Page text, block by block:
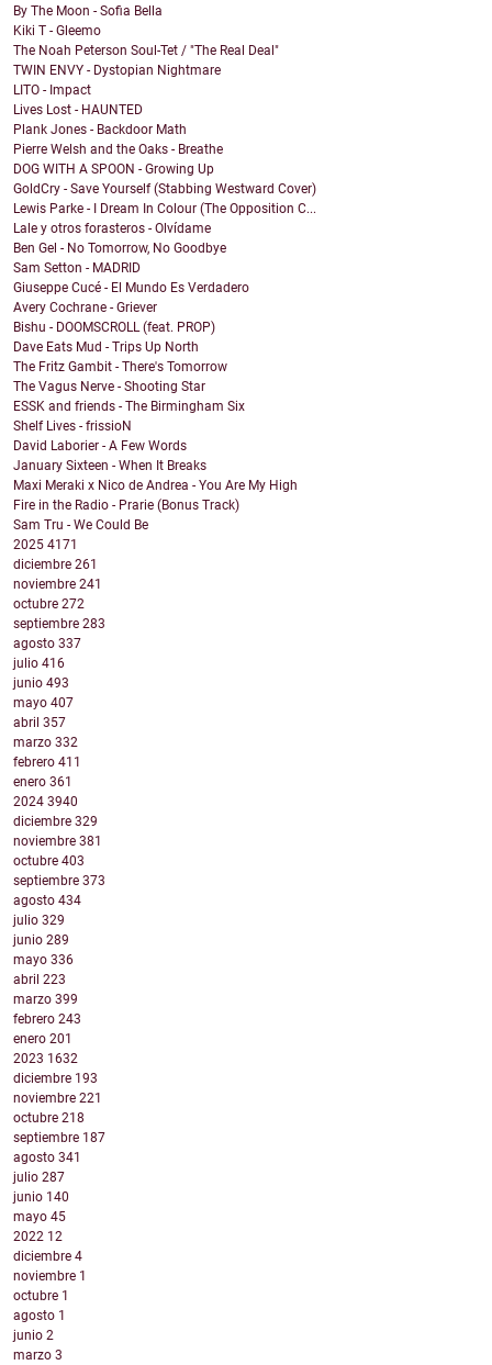
By The Moon - Sofia Bella
Kiki T - Gleemo
The Noah Peterson Soul-Tet / "The Real Deal"
TWIN ENVY - Dystopian Nightmare
LITO - Impact
Lives Lost - HAUNTED
Plank Jones - Backdoor Math
Pierre Welsh and the Oaks - Breathe
DOG WITH A SPOON - Growing Up
GoldCry - Save Yourself (Stabbing Westward Cover)
Lewis Parke - I Dream In Colour (The Opposition C...
Lale y otros forasteros - Olvídame
Ben Gel - No Tomorrow, No Goodbye
Sam Setton - MADRID
Giuseppe Cucé - El Mundo Es Verdadero
Avery Cochrane - Griever
Bishu - DOOMSCROLL (feat. PROP)
Dave Eats Mud - Trips Up North
The Fritz Gambit - There's Tomorrow
The Vagus Nerve - Shooting Star
ESSK and friends - The Birmingham Six
Shelf Lives - frissioN
David Laborier - A Few Words
January Sixteen - When It Breaks
Maxi Meraki x Nico de Andrea - You Are My High
Fire in the Radio - Prarie (Bonus Track)
Sam Tru - We Could Be
2025 4171
diciembre 261
noviembre 241
octubre 272
septiembre 283
agosto 337
julio 416
junio 493
mayo 407
abril 357
marzo 332
febrero 411
enero 361
2024 3940
diciembre 329
noviembre 381
octubre 403
septiembre 373
agosto 434
julio 329
junio 289
mayo 336
abril 223
marzo 399
febrero 243
enero 201
2023 1632
diciembre 193
noviembre 221
octubre 218
septiembre 187
agosto 341
julio 287
junio 140
mayo 45
2022 12
diciembre 4
noviembre 1
octubre 1
agosto 1
junio 2
marzo 3